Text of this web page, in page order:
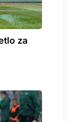
za